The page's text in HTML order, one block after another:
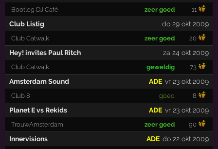
Bootleg DJ Café zeer goed 11
Club Listig do 29 okt 2009
Club Catwalk zeer goed 20
Hey! invites Paul Ritch za 24 okt 2009
Club Catwalk geweldig 73
Amsterdam Sound vr 23 okt 2009
ADE
Club 8 goed 8
Planet E vs Rekids vr 23 okt 2009
ADE
TrouwAmsterdam zeer goed 90
Innervisions do 22 okt 2009
ADE